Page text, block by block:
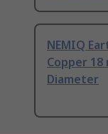
NEMIQ
Copper 18
Diameter